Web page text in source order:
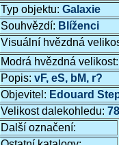
Typ objektu: Galaxie
Souhvězdí: Blíženci
Visuální hvězdná
Modrá hvězdná velikost:
Popis: vF, eS, bM, r?
Objevitel: Edouard
Velikost dalekohledu:
Další označení: